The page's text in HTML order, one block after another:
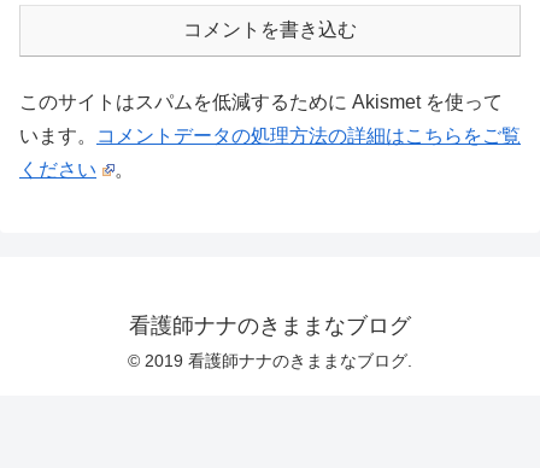
コメントを書き込む
このサイトはスパムを低減するために Akismet を使って
います。
コメントデータの処理方法の詳細はこちらをご覧
ください
。
看護師ナナのきままなブログ
© 2019 看護師ナナのきままなブログ.